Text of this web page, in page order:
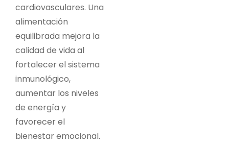
cardiovasculares. Una
alimentación
equilibrada mejora la
calidad de vida al
fortalecer el sistema
inmunológico,
aumentar los niveles
de energía y
favorecer el
bienestar emocional.